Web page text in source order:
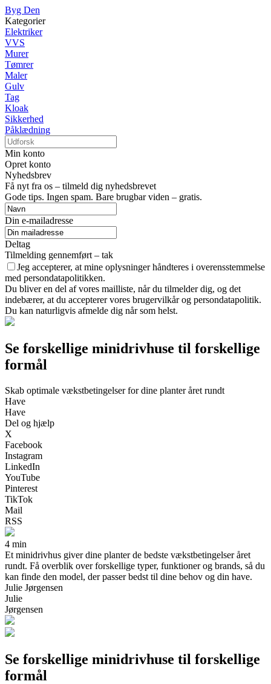
Byg Den
Kategorier
Elektriker
VVS
Murer
Tømrer
Maler
Gulv
Tag
Kloak
Sikkerhed
Påklædning
Min konto
Opret konto
Nyhedsbrev
Få nyt fra os – tilmeld dig nyhedsbrevet
Gode tips. Ingen spam. Bare brugbar viden – gratis.
Din e-mailadresse
Deltag
Tilmelding gennemført – tak
Jeg accepterer, at mine oplysninger håndteres i overensstemmelse
med persondatapolitikken.
Du bliver en del af vores mailliste, når du tilmelder dig, og det
indebærer, at du accepterer vores brugervilkår og persondatapolitik.
Du kan naturligvis afmelde dig når som helst.
Se forskellige minidrivhuse til forskellige
formål
Skab optimale vækstbetingelser for dine planter året rundt
Have
Have
Del og hjælp
X
Facebook
Instagram
LinkedIn
YouTube
Pinterest
TikTok
Mail
RSS
4 min
Et minidrivhus giver dine planter de bedste vækstbetingelser året
rundt. Få overblik over forskellige typer, funktioner og brands, så du
kan finde den model, der passer bedst til dine behov og din have.
Julie Jørgensen
Julie
Jørgensen
Se forskellige minidrivhuse til forskellige
formål